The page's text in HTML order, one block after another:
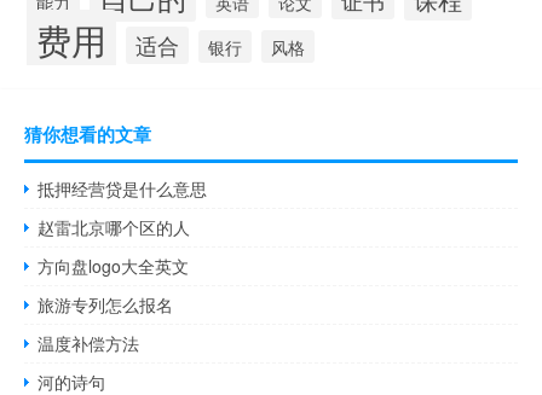
费用 适合 银行 风格
猜你想看的文章
抵押经营贷是什么意思
赵雷北京哪个区的人
方向盘logo大全英文
旅游专列怎么报名
温度补偿方法
河的诗句